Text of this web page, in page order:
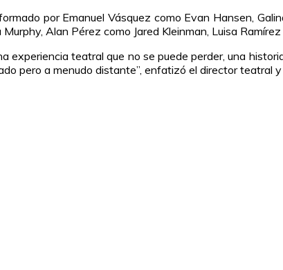
por Emanuel Vásquez como Evan Hansen,
Alan Pérez como Jared Kleinman, Luisa
experiencia teatral que no se puede perder, una
pero a menudo distante”, enfatizó el director teatral